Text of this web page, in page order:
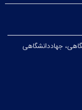
جهاددانشگاهی